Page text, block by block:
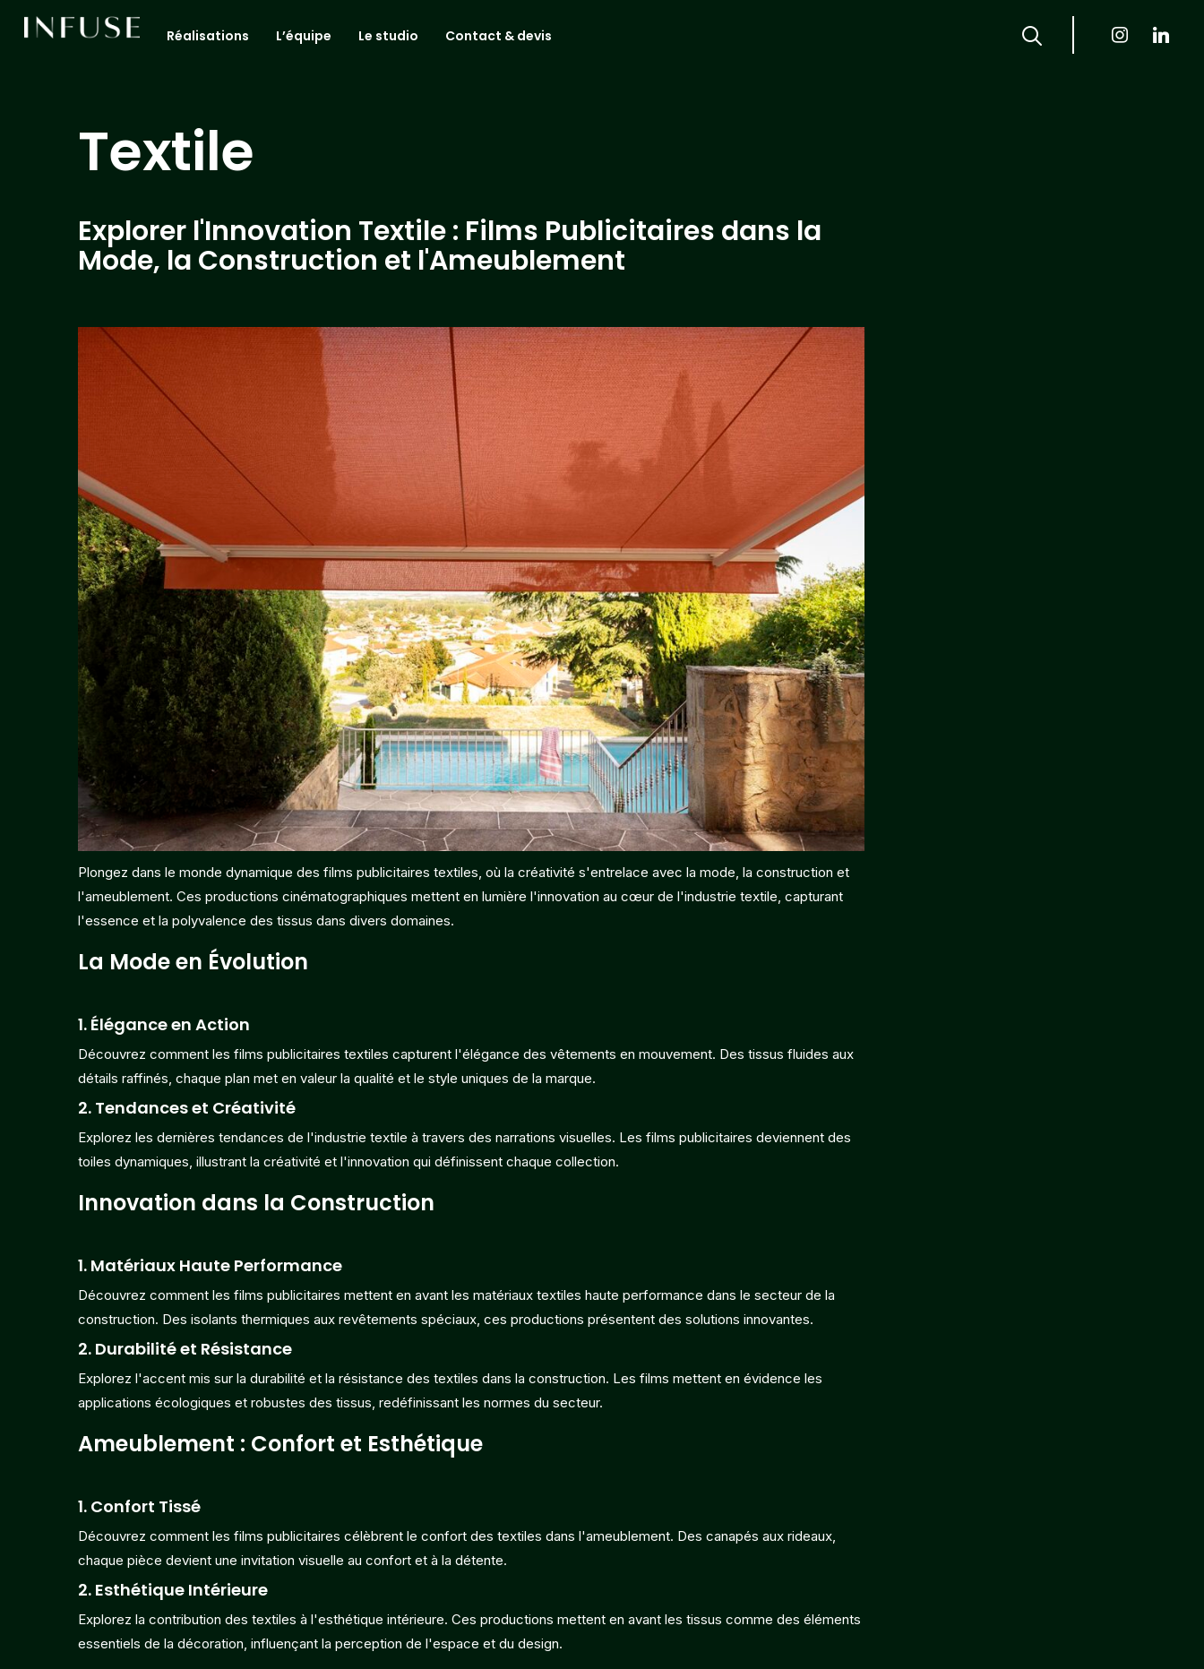
Réalisations L’équipe Le studio Contact & devis instagramlinkedin
Textile
Explorer l'Innovation Textile : Films Publicitaires dans la
Mode, la Construction et l'Ameublement
Plongez dans le monde dynamique des films publicitaires textiles, où la créativité s'entrelace avec la mode, la construction et
l'ameublement. Ces productions cinématographiques mettent en lumière l'innovation au cœur de l'industrie textile, capturant
l'essence et la polyvalence des tissus dans divers domaines.
La Mode en Évolution
1. Élégance en Action
Découvrez comment les films publicitaires textiles capturent l'élégance des vêtements en mouvement. Des tissus fluides aux
détails raffinés, chaque plan met en valeur la qualité et le style uniques de la marque.
2. Tendances et Créativité
Explorez les dernières tendances de l'industrie textile à travers des narrations visuelles. Les films publicitaires deviennent des
toiles dynamiques, illustrant la créativité et l'innovation qui définissent chaque collection.
Innovation dans la Construction
1. Matériaux Haute Performance
Découvrez comment les films publicitaires mettent en avant les matériaux textiles haute performance dans le secteur de la
construction. Des isolants thermiques aux revêtements spéciaux, ces productions présentent des solutions innovantes.
2. Durabilité et Résistance
Explorez l'accent mis sur la durabilité et la résistance des textiles dans la construction. Les films mettent en évidence les
applications écologiques et robustes des tissus, redéfinissant les normes du secteur.
Ameublement : Confort et Esthétique
1. Confort Tissé
Découvrez comment les films publicitaires célèbrent le confort des textiles dans l'ameublement. Des canapés aux rideaux,
chaque pièce devient une invitation visuelle au confort et à la détente.
2. Esthétique Intérieure
Explorez la contribution des textiles à l'esthétique intérieure. Ces productions mettent en avant les tissus comme des éléments
essentiels de la décoration, influençant la perception de l'espace et du design.